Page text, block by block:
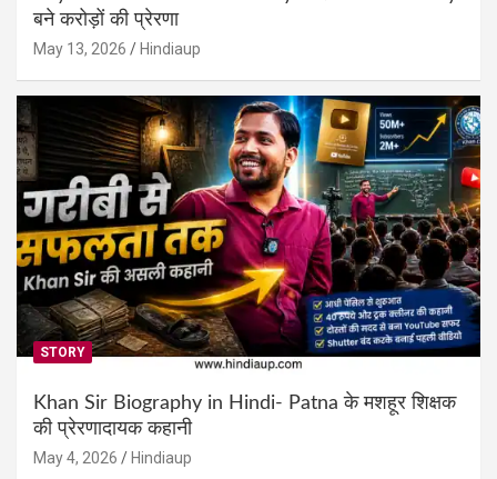
बने करोड़ों की प्रेरणा
May 13, 2026 Hindiaup
STORY
Khan Sir Biography in Hindi- Patna के मशहूर शिक्षक
की प्रेरणादायक कहानी
May 4, 2026 Hindiaup